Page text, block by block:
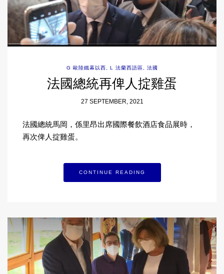
G 歐陸鐵幕以西 , L 法蘭西語區 , 法國
法國總統再俾人掟雞蛋
27 SEPTEMBER, 2021
法國總統馬岡，係里昂出席國際餐飲酒店食品展時，
再次俾人掟雞蛋。
CONTINUE READING